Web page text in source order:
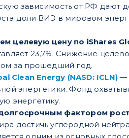
зависимость от РФ дают
доли ВИЭ в мировом
целевую цену по iShares
23,7%. Снижение
за прошедший год.
Clean Energy (NASD: ICLN) —
энергетики. Фонд
энергетику.
фактором
достичь углеродной